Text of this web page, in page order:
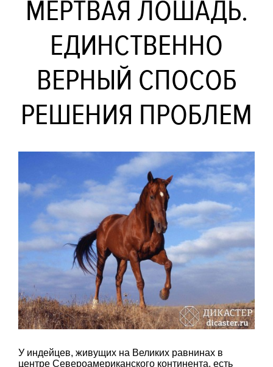
МЕРТВАЯ ЛОШАДЬ.
ЕДИНСТВЕННО
ВЕРНЫЙ СПОСОБ
РЕШЕНИЯ ПРОБЛЕМ
У индейцев, живущих на Великих равнинах в
центре Североамериканского континента, есть